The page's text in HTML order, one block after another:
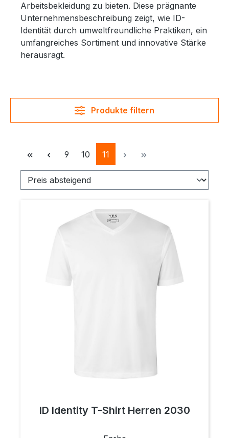
Arbeitsbekleidung zu bieten. Diese prägnante
Unternehmensbeschreibung zeigt, wie ID-
Identität durch umweltfreundliche Praktiken, ein
umfangreiches Sortiment und innovative Stärke
herausragt.
Produkte filtern
Seite
9 Seite
10 Seite
11
ID Identity T-Shirt Herren 2030